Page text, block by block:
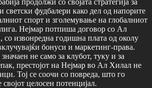
светски фудбалери како дел од напорите
спорт и зголемување на глобалниот
Нејмар потпиша договор со Ал
со извонредна годишна плата од околу
бонуси и маркетинг-права.
не само за клубот, туку и за
престојот на Нејмар во Ал Хилал не
Тој се соочи со повреда, што го
целосен потенцијал.